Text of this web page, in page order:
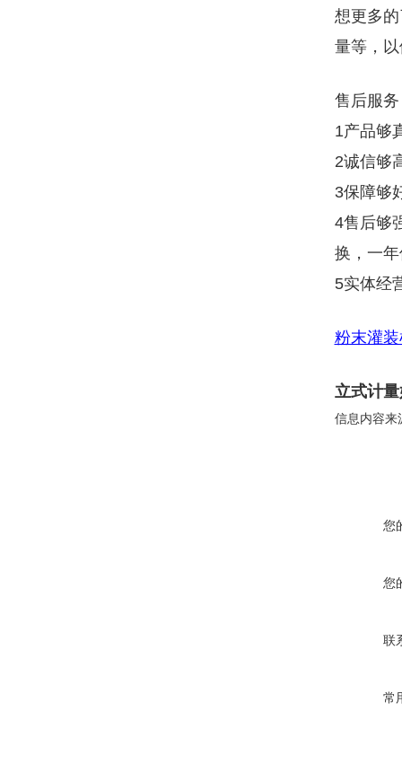
想更多
量等，
售后服
1产品够
2诚信够
3保障够
4售后够
换，一
5实体经
粉末灌
立式计
信息内容来
您
您
联
常